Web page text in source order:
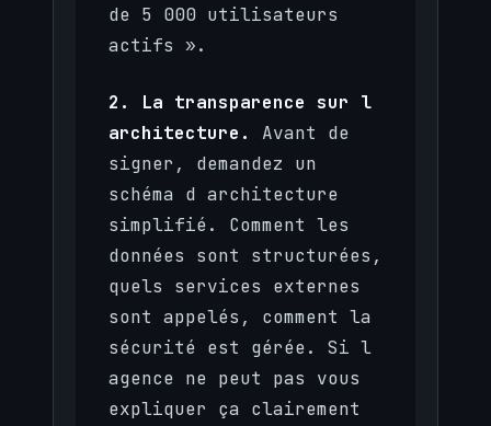
de 5 000 utilisateurs
actifs ».
2. La transparence sur l
architecture.
Avant de
signer, demandez un
schéma d architecture
simplifié. Comment les
données sont structurées,
quels services externes
sont appelés, comment la
sécurité est gérée. Si l
agence ne peut pas vous
expliquer ça clairement